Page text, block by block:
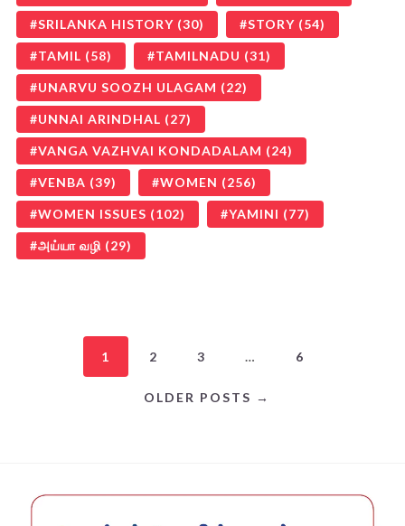
SRILANKA HISTORY (30) STORY (54)
TAMIL (58) TAMILNADU (31)
UNARVU SOOZH ULAGAM (22)
UNNAI ARINDHAL (27)
VANGA VAZHVAI KONDADALAM (24)
VENBA (39) WOMEN (256)
WOMEN ISSUES (102) YAMINI (77)
அய்யா வழி (29)
1 2 3 … 6
OLDER POSTS →